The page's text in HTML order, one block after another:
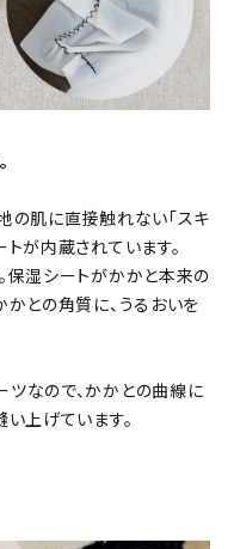
の肌に直接触れない「スキ
が内蔵されています。
保湿シートがかかと本来の
との角質に、うるおいを
なので、かかとの曲線に
上げています。